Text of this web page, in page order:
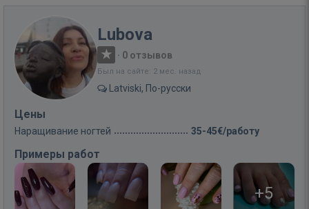
Lubova
· 0 отзывов
Был на сайте: 2 мес. назад
Latviski, По-русски
Цены
Наращивание ногтей 35-45€/работу
Примеры работ
+5